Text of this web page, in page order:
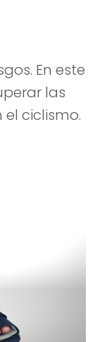
En este
las
ciclismo.